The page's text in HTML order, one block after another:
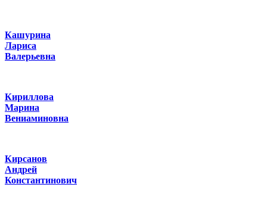
Кашурина
Лариса
Валерьевна
Кириллова
Марина
Вениаминовна
Кирсанов
Андрей
Константинович